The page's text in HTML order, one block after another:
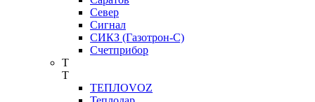
Север
Сигнал
СИКЗ (Газотрон-С)
Счетприбор
Т
Т
ТЕПЛОVOZ